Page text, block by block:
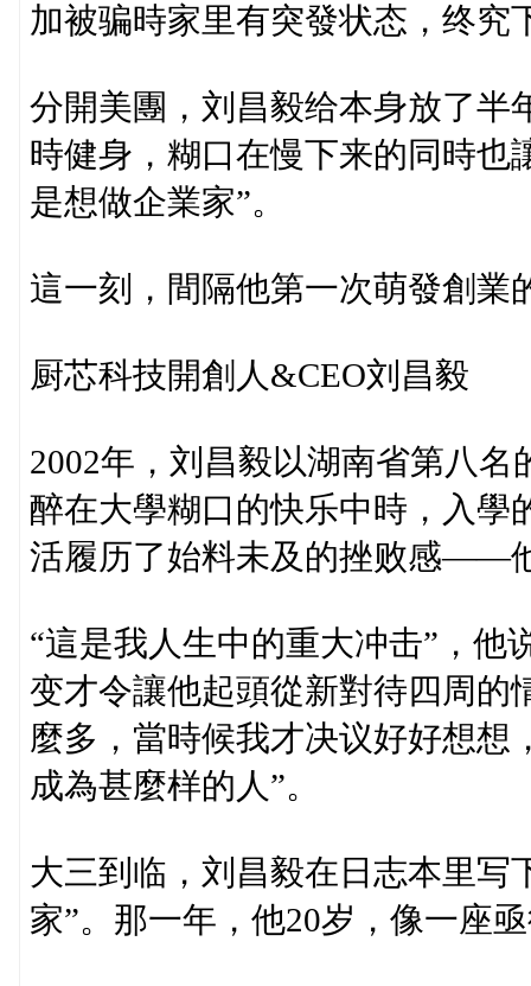
加被骗時家里有突發状态，终究
分開美團，刘昌毅给本身放了半
時健身，糊口在慢下来的同時也
是想做企業家”。
這一刻，間隔他第一次萌發創業
厨芯科技開創人&CEO刘昌毅
2002年，刘昌毅以湖南省第八
醉在大學糊口的快乐中時，入學
活履历了始料未及的挫败感——
“這是我人生中的重大冲击”，他
变才令讓他起頭從新對待四周的
麼多，當時候我才决议好好想想
成為甚麼样的人”。
大三到临，刘昌毅在日志本里写
家”。那一年，他20岁，像一座